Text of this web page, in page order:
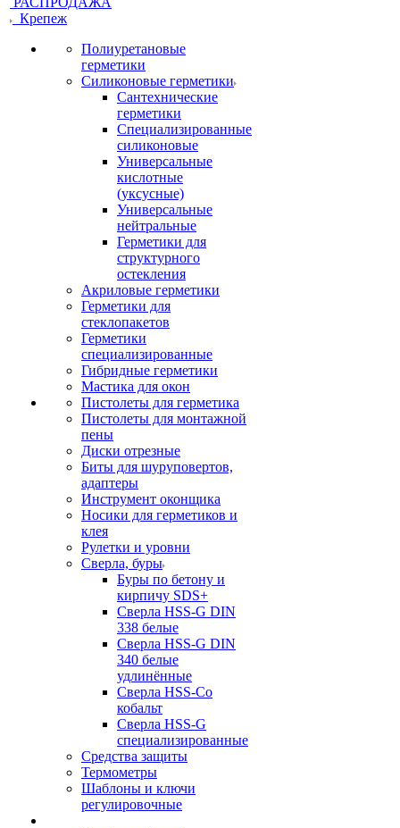
Крепеж
Полиуретановые
герметики
Силиконовые герметики
Сантехнические
герметики
Специализированные
силиконовые
Универсальные
кислотные
(уксусные)
Универсальные
нейтральные
Герметики для
структурного
остекления
Акриловые герметики
Герметики для
стеклопакетов
Герметики
специализированные
Гибридные герметики
Мастика для окон
Пистолеты для герметика
Пистолеты для монтажной
пены
Диски отрезные
Биты для шуруповертов,
адаптеры
Инструмент оконщика
Носики для герметиков и
клея
Рулетки и уровни
Сверла, буры
Буры по бетону и
кирпичу SDS+
Сверла HSS-G DIN
338 белые
Сверла HSS-G DIN
340 белые
удлинённые
Сверла HSS-Co
кобальт
Сверла HSS-G
специализированные
Средства защиты
Термометры
Шаблоны и ключи
регулировочные